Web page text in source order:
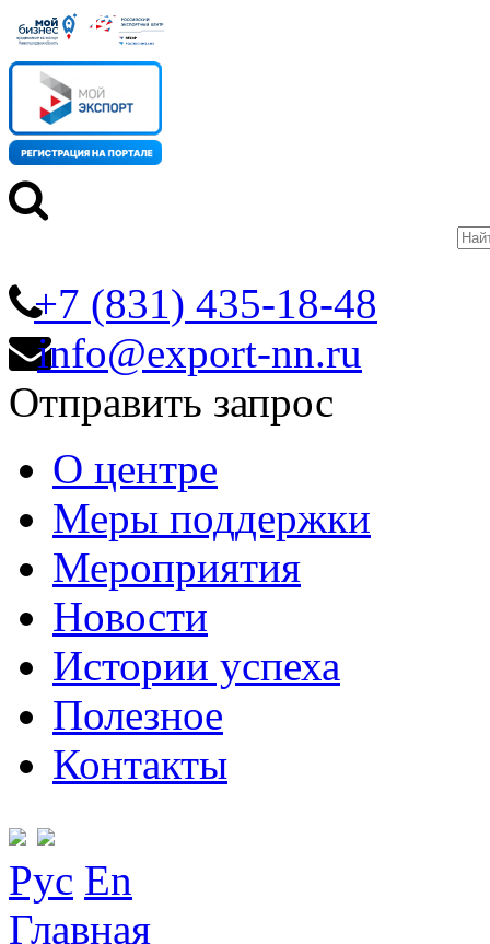
+7 (831) 435-18-48
info@export-nn.ru
Отправить запрос
О центре
Меры поддержки
Мероприятия
Новости
Истории успеха
Полезное
Контакты
Рус En
Главная